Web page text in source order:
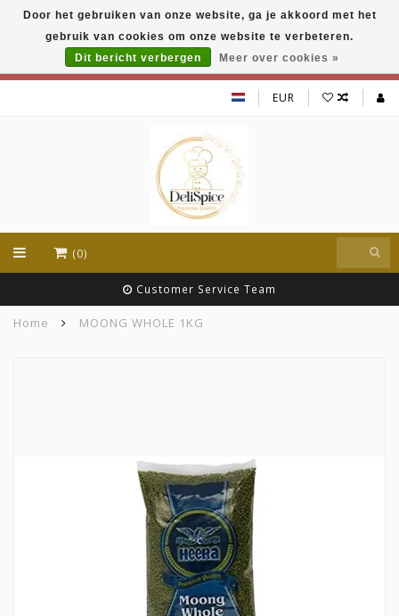
DeliSpice is your online Indian grocery shop with
exclusive brands like Daawat, Suhana, DeliSpice
and many more !!!
EUR
(0)
Customer Service Team
Home MOONG WHOLE 1KG
Door het gebruiken van onze website, ga je akkoord met het
gebruik van cookies om onze website te verbeteren.
Dit bericht verbergen
Meer over cookies »